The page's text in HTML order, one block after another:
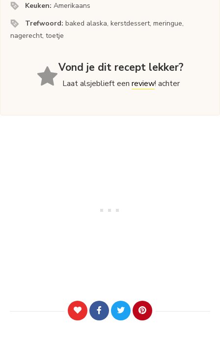
Keuken:Amerikaans
Trefwoord:baked alaska, kerstdessert, meringue,
nagerecht, toetje
Vond je dit recept lekker?
Laat alsjeblieft eenreview! achter